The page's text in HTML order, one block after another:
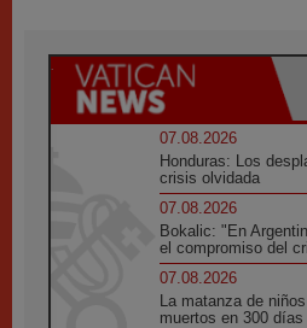
07.08.2026
Honduras: Los
crisis olvidada
07.08.2026
Bokalic: "En
el compromiso del
07.08.2026
La matanza de
muertos en 300 días